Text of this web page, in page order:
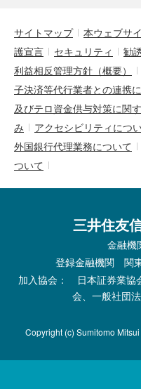
サイトマップ 本ウェブサ
護宣言
セキュリティ 勧
利益相反管理方針（概要）
子決済等代行業者との連携
及びテロ資金供与対策に関
み
アクセシビリティにつ
外国銀行代理業務について
ついて
三井住友
金融機
登録金融機関 関
加入協会： 日本証券業協
会、一般社団
Copyright (c) Sumitomo